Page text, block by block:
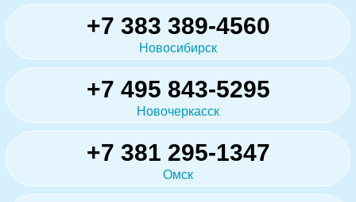
+7 383 389-4560
Новосибирск
+7 495 843-5295
Новочеркасск
+7 381 295-1347
Омск